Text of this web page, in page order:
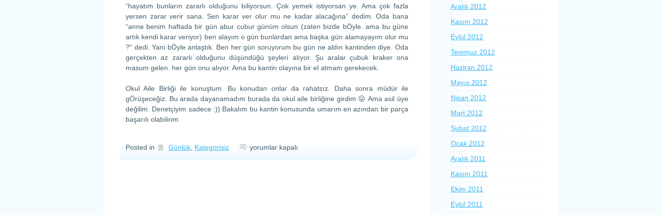
“hayatım bunların zararlı olduğunu biliyorsun. Çok yemek istiyorsan ye. Ama çok fazla
yersen zarar verir sana. Sen karar ver olur mu ne kadar alacağına” dedim. Oda bana
“anne benim haftada bir gün abur cubur günüm olsun (zaten bizde bÖyle. ama bu güne
artık kendi karar veriyor) ben alayım o gün bunlardan ama başka gün alamayayım olur mu
?” dedi. Yani bÖyle anlaştık. Ben her gün soruyorum bu gün ne aldın kantinden diye. Oda
gerçekten az zararlı olduğunu düşündüğü şeyleri alıyor. Şu aralar çubuk kraker ona
masum gelen. her gün onu alıyor. Ama bu kantin olayına bir el atmam gerekecek.
Okul Aile Birliği ile konuştum. Bu konudan onlar da rahatsız. Daha sonra müdür ile
gÖrüşeceğiz. Bu arada dayanamadım burada da okul aile birliğine girdim 😛 Ama asil üye
değilim. Denetçiyim sadece :)) Bakalım bu kantin konusunda umarım en azından bir parça
başarılı olabilirim.
Posted in Günlük Kategorisiz
Okulda
yorumlar kapalı
Aralık 2012
Kasım 2012
Eylül 2012
Temmuz 2012
Haziran 2012
Mayıs 2012
Nisan 2012
Mart 2012
Şubat 2012
Ocak 2012
Aralık 2011
Kasım 2011
Ekim 2011
Eylül 2011